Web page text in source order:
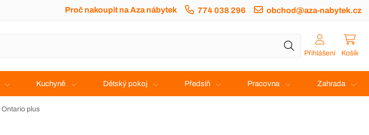
Proč nakoupit na Aza nábytek 774 038 296 obchod@aza-nabytek.cz
Přihlášení Košík
Kuchyně Dětský pokoj Předsíň Pracovna Zahrada
Ontario plus